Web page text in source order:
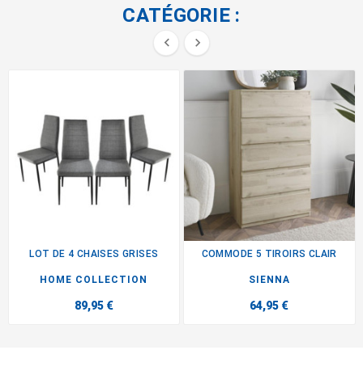
CATÉGORIE :
 
LOT DE 4 CHAISES GRISES
HOME COLLECTION
89,95 €
COMMODE 5 TIROIRS CLAIR
SIENNA
64,95 €